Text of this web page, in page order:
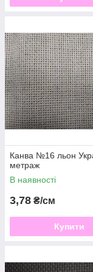
Канва №16 льон
метраж
В наявності
3,78 ₴/см
Купити